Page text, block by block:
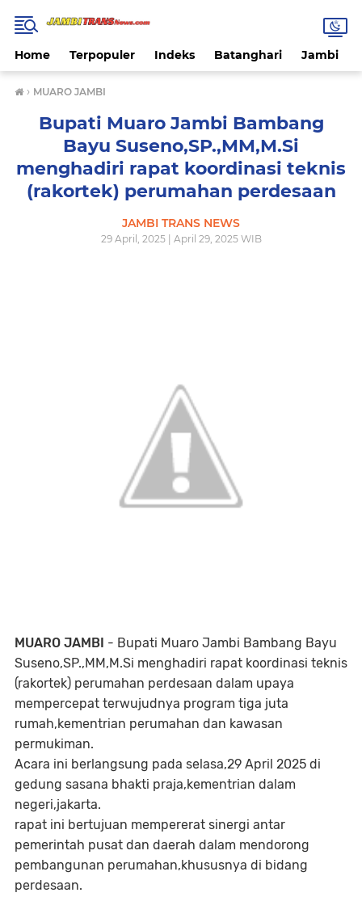
Home Terpopuler Indeks Batanghari Jambi
› MUARO JAMBI
Bupati Muaro Jambi Bambang
Bayu Suseno,SP.,MM,M.Si
menghadiri rapat koordinasi teknis
(rakortek) perumahan perdesaan
JAMBI TRANS NEWS
29 April, 2025 | April 29, 2025 WIB
MUARO JAMBI - Bupati Muaro Jambi Bambang Bayu
Suseno,SP.,MM,M.Si menghadiri rapat koordinasi teknis
(rakortek) perumahan perdesaan dalam upaya
mempercepat terwujudnya program tiga juta
rumah,kementrian perumahan dan kawasan
permukiman.
Acara ini berlangsung pada selasa,29 April 2025 di
gedung sasana bhakti praja,kementrian dalam
negeri,jakarta.
rapat ini bertujuan mempererat sinergi antar
pemerintah pusat dan daerah dalam mendorong
pembangunan perumahan,khususnya di bidang
perdesaan.